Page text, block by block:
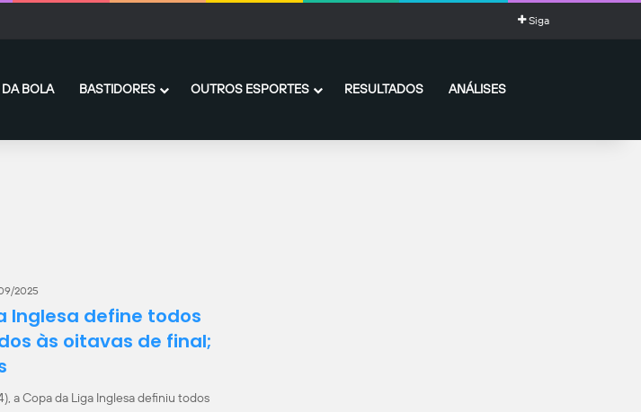
e prováveis escalações Siga
BOLA BASTIDORES OUTROS ESPORTES RESULTADOS ANÁLISES
2025
Inglesa define todos
às oitavas de final;
a Copa da Liga Inglesa definiu todos